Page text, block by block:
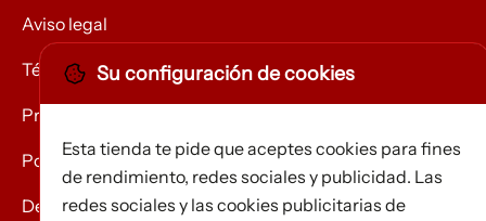
Aviso legal
Términos y condiciones
Privacidad
Política de Cookies
Devolución de mercancías
Su configuración de cookies
Esta tienda te pide que aceptes cookies para fines
de rendimiento, redes sociales y publicidad. Las
redes sociales y las cookies publicitarias de